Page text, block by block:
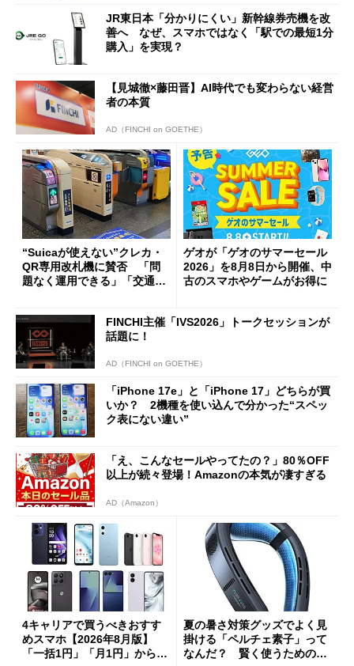
JR東日本「分かりにくい」新幹線券売機を改
善へ なぜ、スマホではなく「駅での最短1分
購入」を実現？
【見城徹×藤田晋】AI時代でも変わらない経営
者の本質
AD（FINCHI on GOETHE）
“Suicaが使えない”クレカ・
QR専用改札機に賛否 「問
題なく運用できる」「交通系I
ゲオが「ゲオのサマーセール
2026」を8月8日から開催、中
古のスマホやゲームがお得に
FINCHI主催「IVS2026」トークセッションが
話題に！
AD（FINCHI on GOETHE）
「iPhone 17e」と「iPhone 17」どちらが買
いか？ 2機種を使い込んで分かった“スペッ
ク表にない違い”
「え、こんなセールやってたの？」80％OFF
以上が続々登場！Amazonの本気が凄すぎる
AD（Amazon）
4キャリアで買うべきおすす
めスマホ【2026年8月版】
「一括1円」「月1円」からお
夏の暑さ対策グッズでよく見
掛ける「ペルチェ素子」って
なんだ？ 賢く使うための注